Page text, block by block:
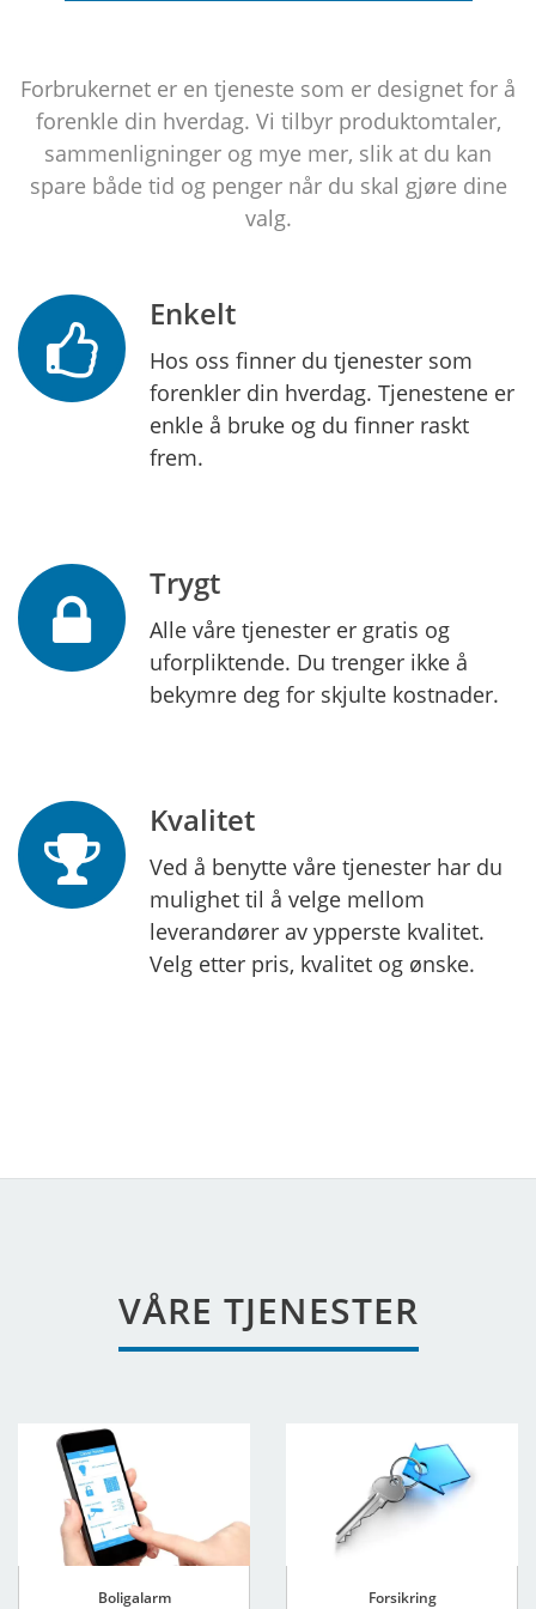
Forbrukernet er en tjeneste som er designet for å
forenkle din hverdag. Vi tilbyr produktomtaler,
sammenligninger og mye mer, slik at du kan
spare både tid og penger når du skal gjøre dine
valg.
Enkelt
Hos oss finner du tjenester som
forenkler din hverdag. Tjenestene er
enkle å bruke og du finner raskt
frem.
Trygt
Alle våre tjenester er gratis og
uforpliktende. Du trenger ikke å
bekymre deg for skjulte kostnader.
Kvalitet
Ved å benytte våre tjenester har du
mulighet til å velge mellom
leverandører av ypperste kvalitet.
Velg etter pris, kvalitet og ønske.
VÅRE TJENESTER
Boligalarm Forsikring